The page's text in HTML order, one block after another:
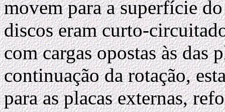
movem para a superfície
discos eram curto-
com cargas opostas às das
continuação da rotação,
para as placas externas,